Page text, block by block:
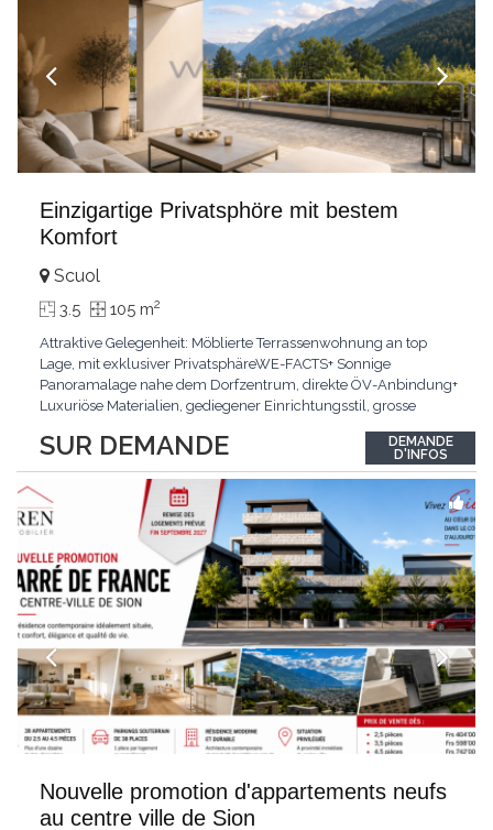
Einzigartige Privatsphöre mit bestem
Komfort
SUR DEMANDE
Scuol
3.5 105 m2
Attraktive Gelegenheit: Möblierte Terrassenwohnung an top
Lage, mit exklusiver PrivatsphäreWE-FACTS+ Sonnige
Panoramalage nahe dem Dorfzentrum, direkte ÖV-Anbindung+
Luxuriöse Materialien, gediegener Einrichtungsstil, grosse
gemeinschaftliche WaschküchePasst für:Geniesser von
Weitblick und gehobenem WohnkomfortDie Wohnung wird
hochwertig
DEMANDE
D'INFOS
Nouvelle promotion d'appartements neufs
au centre ville de Sion